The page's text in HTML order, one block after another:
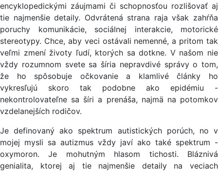
encyklopedickými záujmami či schopnosťou rozlišovať aj
tie najmenšie detaily. Odvrátená strana raja však zahŕňa
poruchy komunikácie, sociálnej interakcie, motorické
stereotypy. Chce, aby veci ostávali nemenné, a pritom tak
veľmi zmení životy ľudí, ktorých sa dotkne. V našom nie
vždy rozumnom svete sa šíria nepravdivé správy o tom,
že ho spôsobuje očkovanie a klamlivé články ho
vykresľujú skoro tak podobne ako epidémiu -
nekontrolovateľne sa šíri a prenáša, najmä na potomkov
vzdelanejších rodičov.
Je definovaný ako spektrum autistických porúch, no v
mojej mysli sa autizmus vždy javí ako také spektrum -
oxymoron. Je mohutným hlasom tichosti. Bláznivá
genialita, ktorej aj tie najmenšie detaily na veciach